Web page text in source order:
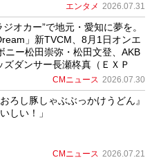
エンタメ 2026.07.31
オカー”で地元・愛知に夢を。
」新TVCM、8月1日オンエ
ー松田崇弥・松田文登、AKB
ダンサー長瀬柊真（ＥＸＰ
CMニュース 2026.07.30
ろし豚しゃぶぶっかけうどん』
しい！」
CMニュース 2026.07.21